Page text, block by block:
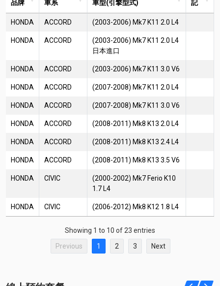
品牌 車系 車型(引擎型式)
記
HONDA ACCORD (2003-2006) Mk7 K11 2.0 L4
HONDA ACCORD
(2003-2006) Mk7 K11 2.0 L4
日本進口
HONDA ACCORD (2003-2006) Mk7 K11 3.0 V6
HONDA ACCORD (2007-2008) Mk7 K11 2.0 L4
HONDA ACCORD (2007-2008) Mk7 K11 3.0 V6
HONDA ACCORD (2008-2011) Mk8 K13 2.0 L4
HONDA ACCORD (2008-2011) Mk8 K13 2.4 L4
HONDA ACCORD (2008-2011) Mk8 K13 3.5 V6
HONDA CIVIC
(2000-2002) Mk7 Ferio K10
1.7 L4
HONDA CIVIC (2006-2012) Mk8 K12 1.8 L4
Showing 1 to 10 of 23 entries
Previous 1 2 3 Next